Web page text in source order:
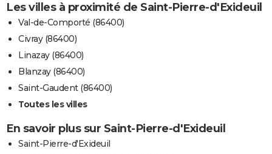
Les villes à proximité de Saint-Pierre-d'Exideuil
Val-de-Comporté (86400)
Civray (86400)
Linazay (86400)
Blanzay (86400)
Saint-Gaudent (86400)
Toutes les villes
En savoir plus sur Saint-Pierre-d'Exideuil
Saint-Pierre-d'Exideuil